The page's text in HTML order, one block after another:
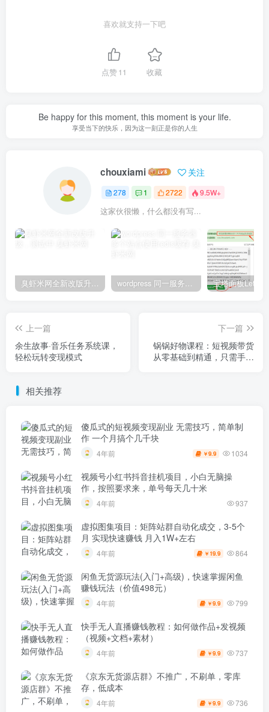
喜欢就支持一下吧
点赞11 收藏
Be happy for this moment, this moment is your life.
享受当下的快乐，因为这一刻正是你的人生
chouxiami 关注
278 1 2722 9.5W+
这家伙很懒，什么都没有写...
臭虾米网全新改版升级，测试中 wordpress 同一服务器多个站点使用redis缓存
上一篇
余生故事·音乐任务系统课，
轻松玩转变现模式
下一篇
锅锅好物课程：短视频带货
从零基础到精通，只需手机
相关推荐
傻瓜式的短视频变现副业 无需技巧，简单制
作 一个月搞个几千块
4年前 ￥9.9 1034
视频号小红书抖音挂机项目，小白无脑操
作，按照要求来，单号每天几十米
4年前 937
虚拟图集项目：矩阵站群自动化成交，3-5个
月 实现快速赚钱 月入1W+左右
4年前 ￥ 19.9 864
闲鱼无货源玩法(入门+高级)，快速掌握闲鱼
赚钱玩法（价值498元）
4年前 ￥9.9 799
快手无人直播赚钱教程：如何做作品+发视频
（视频+文档+素材）
4年前 ￥9.9 737
《京东无货源店群》不推广，不刷单，零库
存，低成本
4年前 ￥9.9 736